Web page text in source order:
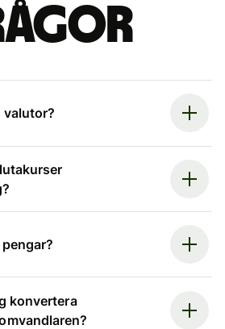
valutor?
konvertera